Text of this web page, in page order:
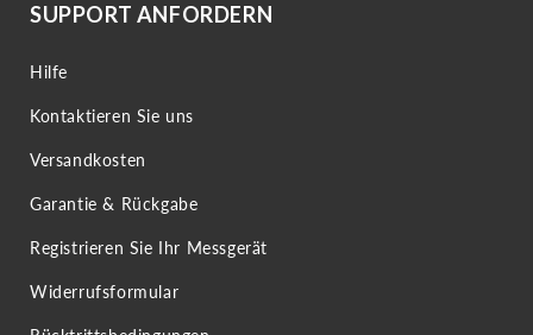
SUPPORT ANFORDERN
Hilfe
Kontaktieren Sie uns
Versandkosten
Garantie & Rückgabe
Registrieren Sie Ihr Messgerät
Widerrufsformular